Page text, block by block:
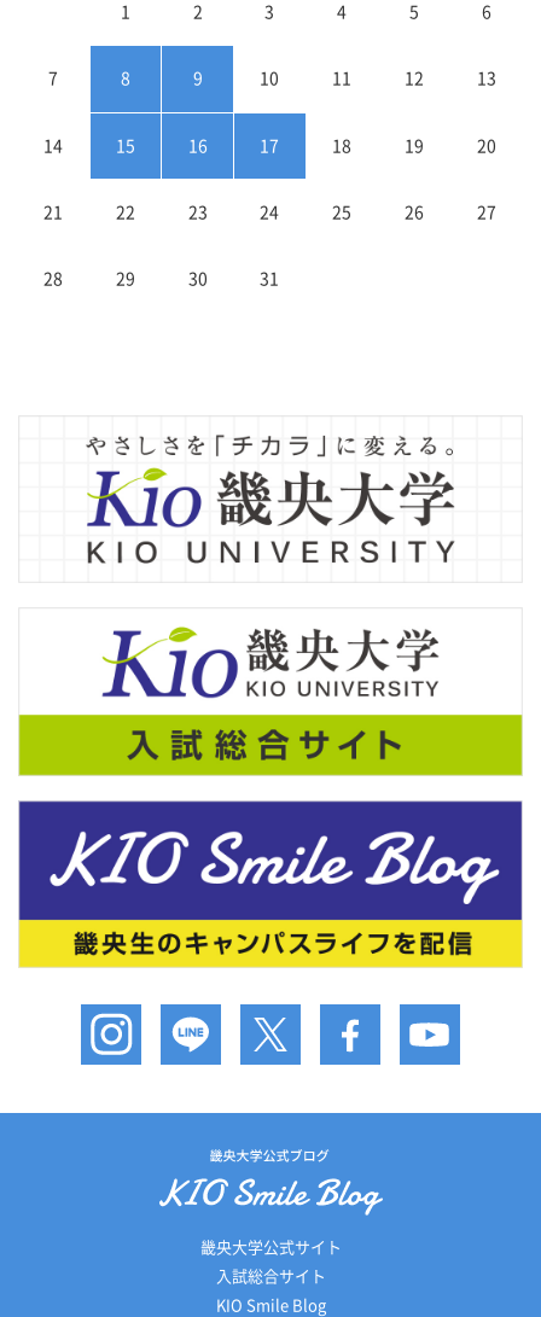
1 2 3 4 5 6
7 8 9 10 11 12 13
14 15 16 17 18 19 20
21 22 23 24 25 26 27
28 29 30 31
畿央大学公式サイト
入試総合サイト
KIO Smile Blog